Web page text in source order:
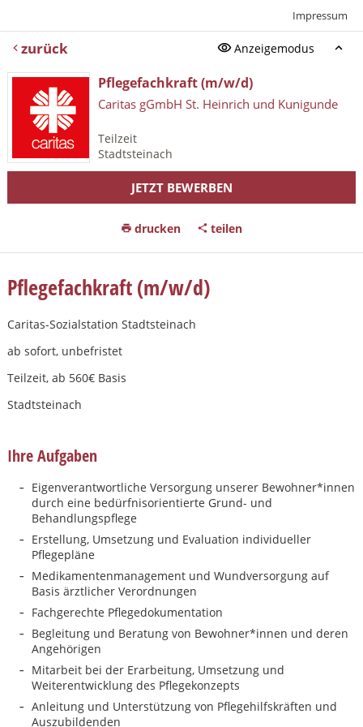
Impressum
zurück Anzeigemodus
Pflegefachkraft (m/w/d)
Caritas gGmbH St. Heinrich und Kunigunde
Teilzeit
Stadtsteinach
JETZT BEWERBEN
drucken teilen
Pflegefachkraft (m/w/d)
Caritas-Sozialstation Stadtsteinach
ab sofort, unbefristet
Teilzeit, ab 560€ Basis
Stadtsteinach
Ihre Aufgaben
Eigenverantwortliche Versorgung unserer Bewohner*innen
durch eine bedürfnisorientierte Grund- und
Behandlungspflege
Erstellung, Umsetzung und Evaluation individueller
Pflegepläne
Medikamentenmanagement und Wundversorgung auf
Basis ärztlicher Verordnungen
Fachgerechte Pflegedokumentation
Begleitung und Beratung von Bewohner*innen und deren
Angehörigen
Mitarbeit bei der Erarbeitung, Umsetzung und
Weiterentwicklung des Pflegekonzepts
Anleitung und Unterstützung von Pflegehilfskräften und
Auszubildenden
Karte anzeigen